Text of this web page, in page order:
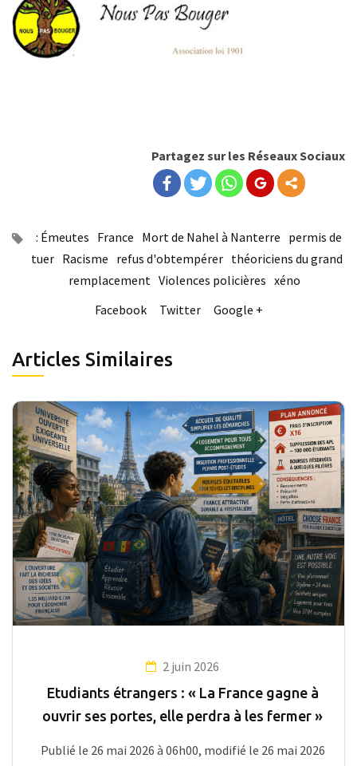
Partagez sur les Réseaux Sociaux
: Émeutes France Mort de Nahel à Nanterre permis de
tuer Racisme refus d'obtempérer théoriciens du grand
remplacement Violences policières xéno
Facebook
Twitter Google +
Articles Similaires
2 juin 2026
Etudiants étrangers : « La France gagne à
ouvrir ses portes, elle perdra à les fermer »
Publié le 26 mai 2026 à 06h00, modifié le 26 mai 2026